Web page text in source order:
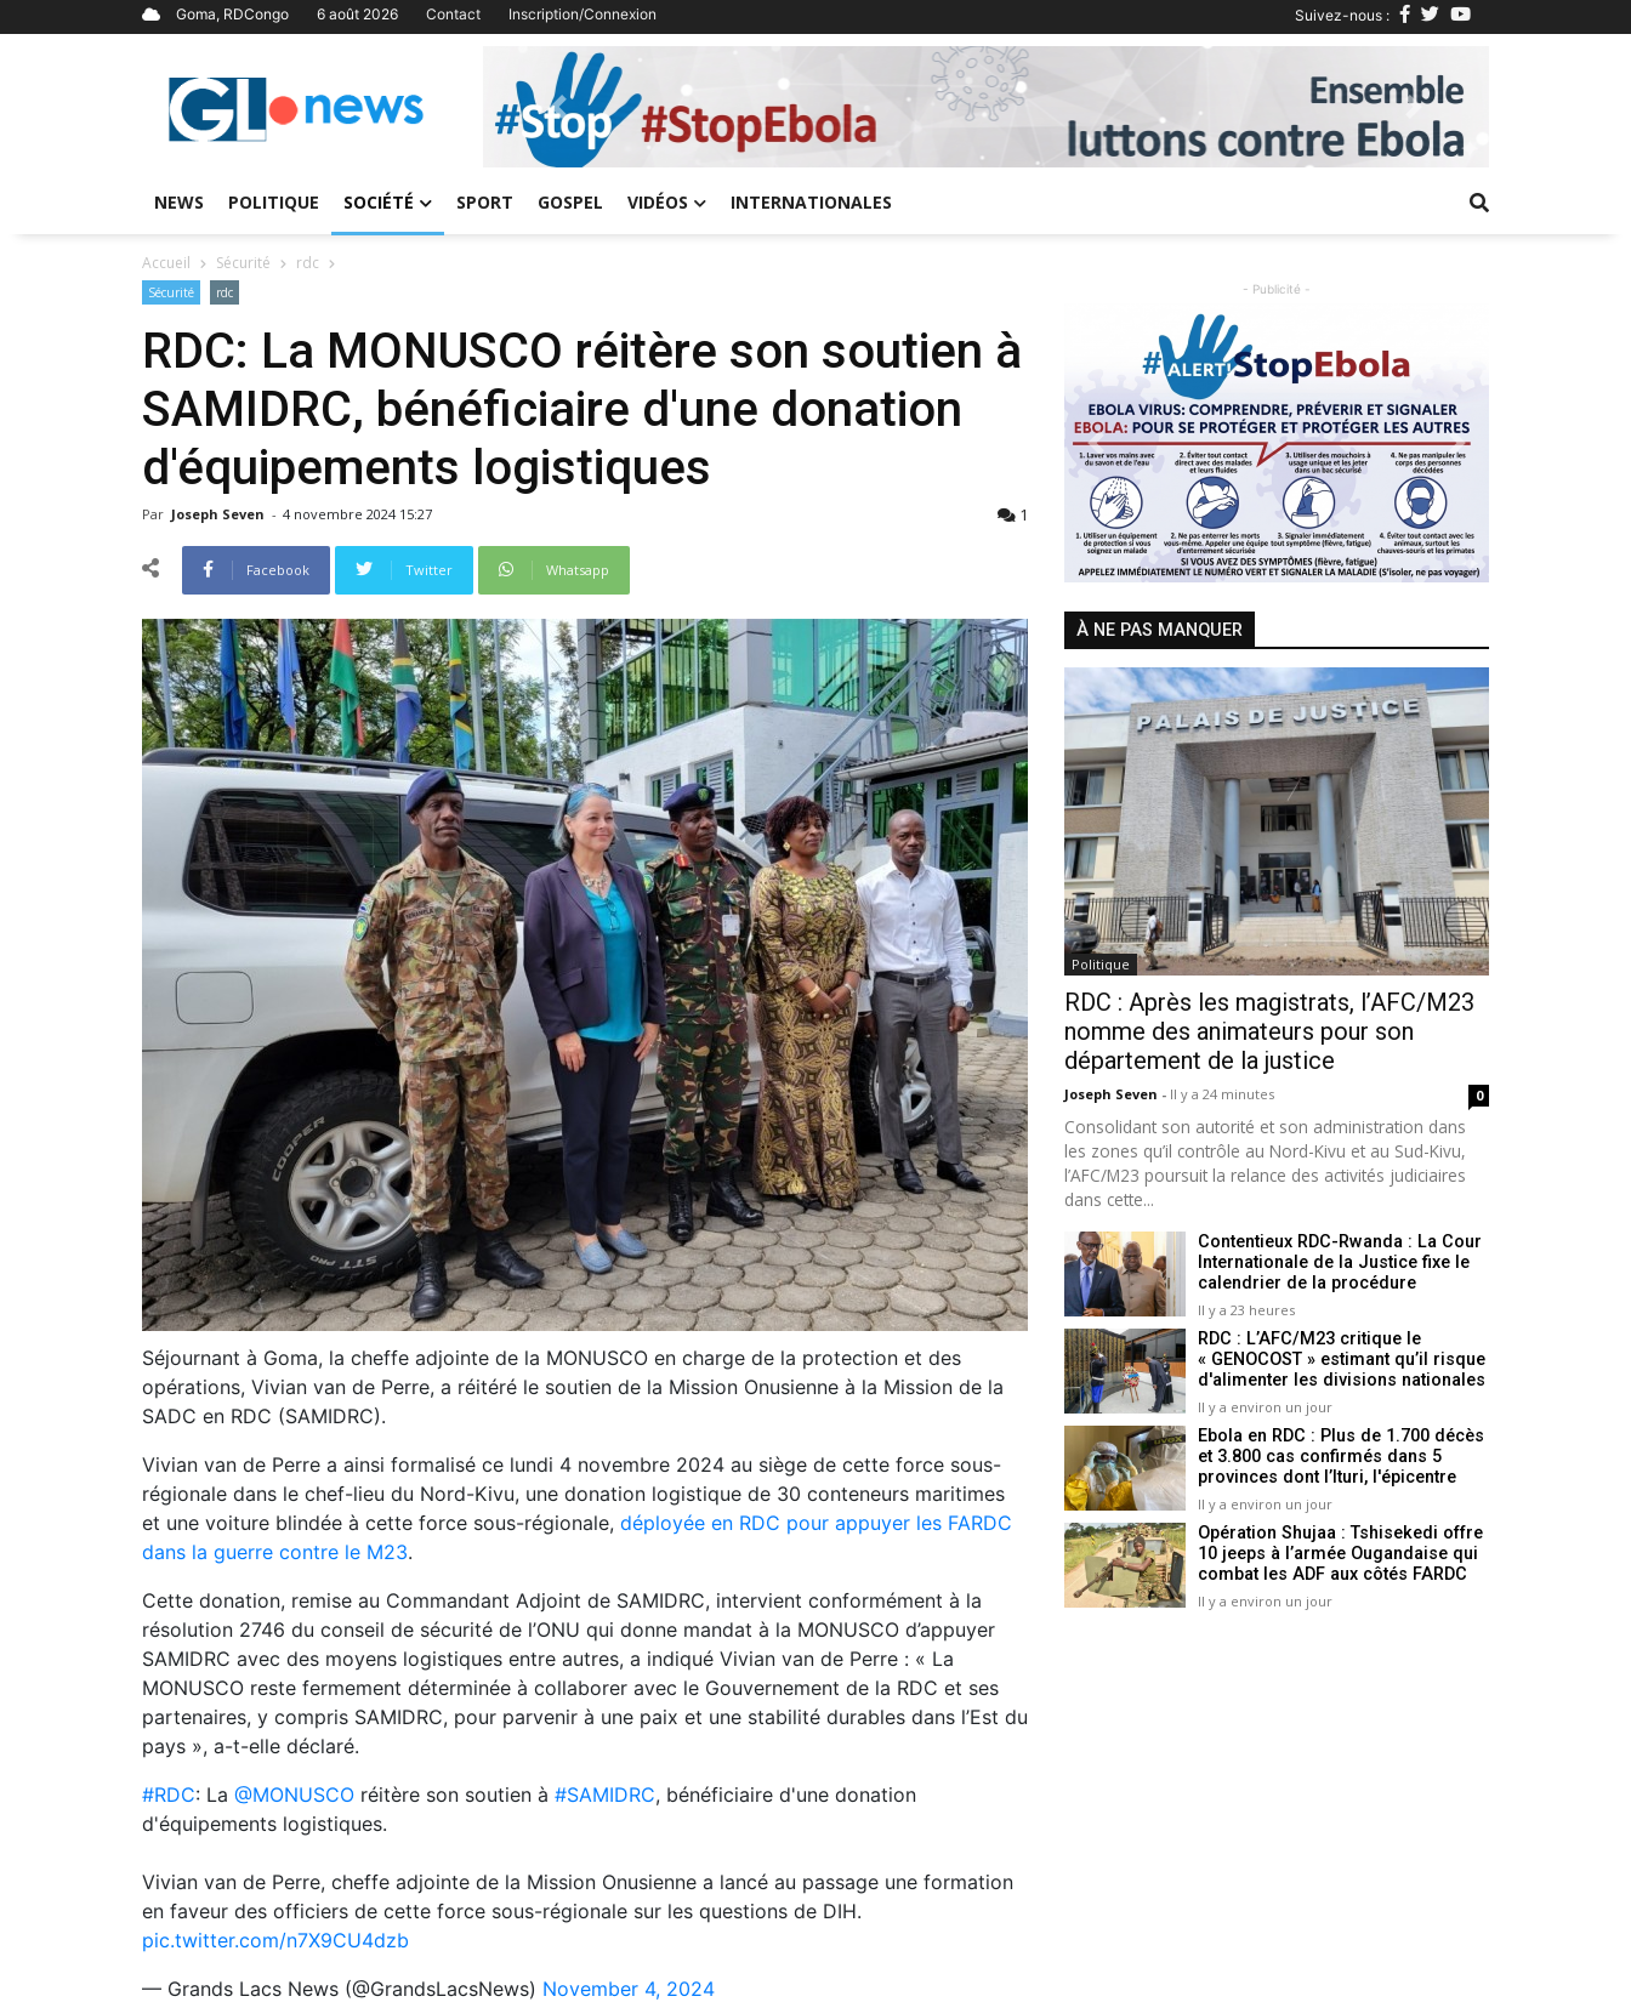
Goma, RDCongo 6 août 2026 Contact Inscription/Connexion Suivez-nous :
Previous Next
NEWS POLITIQUE SOCIÉTÉ SPORT GOSPEL VIDÉOS INTERNATIONALES
Accueil Sécurité rdc
Sécurité rdc
RDC: La MONUSCO réitère son soutien à
SAMIDRC, bénéficiaire d'une donation
d'équipements logistiques
Par Joseph Seven - 4 novembre 2024 15:27 1
Facebook Twitter Whatsapp
Séjournant à Goma, la cheffe adjointe de la MONUSCO en charge de la protection et des
opérations, Vivian van de Perre, a réitéré le soutien de la Mission Onusienne à la Mission de la
SADC en RDC (SAMIDRC).
Vivian van de Perre a ainsi formalisé ce lundi 4 novembre 2024 au siège de cette force sous-
régionale dans le chef-lieu du Nord-Kivu, une donation logistique de 30 conteneurs maritimes
et une voiture blindée à cette force sous-régionale, déployée en RDC pour appuyer les FARDC
dans la guerre contre le M23.
Cette donation, remise au Commandant Adjoint de SAMIDRC, intervient conformément à la
résolution 2746 du conseil de sécurité de l’ONU qui donne mandat à la MONUSCO d’appuyer
SAMIDRC avec des moyens logistiques entre autres, a indiqué Vivian van de Perre : « La
MONUSCO reste fermement déterminée à collaborer avec le Gouvernement de la RDC et ses
partenaires, y compris SAMIDRC, pour parvenir à une paix et une stabilité durables dans l’Est du
pays », a-t-elle déclaré.
#RDC: La @MONUSCO réitère son soutien à #SAMIDRC, bénéficiaire d'une donation
d'équipements logistiques.
Vivian van de Perre, cheffe adjointe de la Mission Onusienne a lancé au passage une formation
en faveur des officiers de cette force sous-régionale sur les questions de DIH.
pic.twitter.com/n7X9CU4dzb
— Grands Lacs News (@GrandsLacsNews) November 4, 2024
- Publicité -
Previous Next
À NE PAS MANQUER
Politique
RDC : Après les magistrats, l’AFC/M23
nomme des animateurs pour son
département de la justice
Joseph Seven - Il y a 24 minutes 0
Consolidant son autorité et son administration dans
les zones qu’il contrôle au Nord-Kivu et au Sud-Kivu,
l’AFC/M23 poursuit la relance des activités judiciaires
dans cette...
Contentieux RDC-Rwanda : La Cour
Internationale de la Justice fixe le
calendrier de la procédure
Il y a 23 heures
RDC : L’AFC/M23 critique le
« GENOCOST » estimant qu’il risque
d'alimenter les divisions nationales
Il y a environ un jour
Ebola en RDC : Plus de 1.700 décès
et 3.800 cas confirmés dans 5
provinces dont l’Ituri, l'épicentre
Il y a environ un jour
Opération Shujaa : Tshisekedi offre
10 jeeps à l’armée Ougandaise qui
combat les ADF aux côtés FARDC
Il y a environ un jour